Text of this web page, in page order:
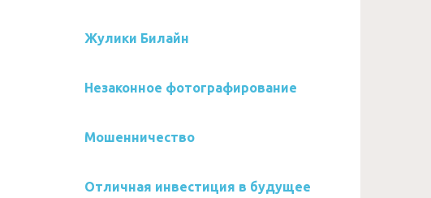
Жулики Билайн
Незаконное фотографирование
Мошенничество
Отличная инвестиция в будущее